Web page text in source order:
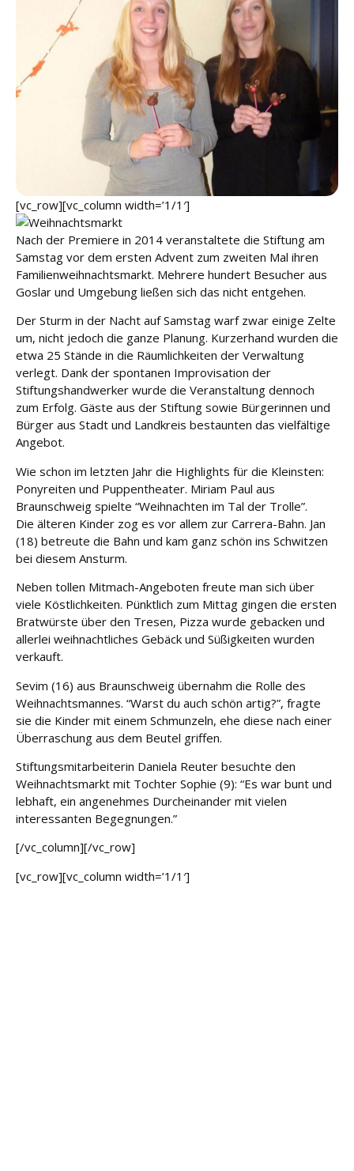
L
e
i
s
t
u
n
g
K
a
r
e
r
e
Fort
bildu
ng
Spe
nde
n
Kont
[vc_row][vc_column width=’1/1′]
Nach der Premiere in 2014 veranstaltete die Stiftung am
Samstag vor dem ersten Advent zum zweiten Mal ihren
Familienweihnachtsmarkt. Mehrere hundert Besucher aus
Goslar und Umgebung ließen sich das nicht entgehen.
Der Sturm in der Nacht auf Samstag warf zwar einige Zelte
um, nicht jedoch die ganze Planung. Kurzerhand wurden die
etwa 25 Stände in die Räumlichkeiten der Verwaltung
verlegt. Dank der spontanen Improvisation der
Stiftungshandwerker wurde die Veranstaltung dennoch
zum Erfolg. Gäste aus der Stiftung sowie Bürgerinnen und
Bürger aus Stadt und Landkreis bestaunten das vielfältige
Angebot.
Wie schon im letzten Jahr die Highlights für die Kleinsten:
Ponyreiten und Puppentheater. Miriam Paul aus
Braunschweig spielte “Weihnachten im Tal der Trolle”.
Die älteren Kinder zog es vor allem zur Carrera-Bahn. Jan
(18) betreute die Bahn und kam ganz schön ins Schwitzen
bei diesem Ansturm.
Neben tollen Mitmach-Angeboten freute man sich über
viele Köstlichkeiten. Pünktlich zum Mittag gingen die ersten
Bratwürste über den Tresen, Pizza wurde gebacken und
allerlei weihnachtliches Gebäck und Süßigkeiten wurden
verkauft.
Sevim (16) aus Braunschweig übernahm die Rolle des
Weihnachtsmannes. “Warst du auch schön artig?”, fragte
sie die Kinder mit einem Schmunzeln, ehe diese nach einer
Überraschung aus dem Beutel griffen.
Stiftungsmitarbeiterin Daniela Reuter besuchte den
Weihnachtsmarkt mit Tochter Sophie (9): “Es war bunt und
lebhaft, ein angenehmes Durcheinander mit vielen
interessanten Begegnungen.”
[/vc_column][/vc_row]
[vc_row][vc_column width=’1/1′]